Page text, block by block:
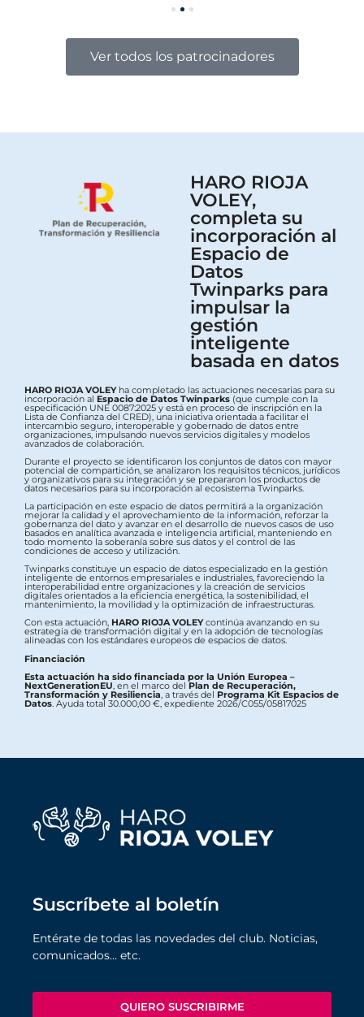
Ver todos los patrocinadores
HARO RIOJA
VOLEY,
completa su
incorporación al
Espacio de
Datos
Twinparks para
impulsar la
gestión
inteligente
basada en datos
HARO RIOJA VOLEYha completado las actuaciones necesarias para su
incorporación al Espacio de Datos Twinparks (que cumple con la
especificación UNE 0087:2025 y está en proceso de inscripción en la
Lista de Confianza del CRED), una iniciativa orientada a facilitar el
intercambio seguro, interoperable y gobernado de datos entre
organizaciones, impulsando nuevos servicios digitales y modelos
avanzados de colaboración.
Durante el proyecto se identificaron los conjuntos de datos con mayor
potencial de compartición, se analizaron los requisitos técnicos, jurídicos
y organizativos para su integración y se prepararon los productos de
datos necesarios para su incorporación al ecosistema Twinparks.
La participación en este espacio de datos permitirá a la organización
mejorar la calidad y el aprovechamiento de la información, reforzar la
gobernanza del dato y avanzar en el desarrollo de nuevos casos de uso
basados en analítica avanzada e inteligencia artificial, manteniendo en
todo momento la soberanía sobre sus datos y el control de las
condiciones de acceso y utilización.
Twinparks constituye un espacio de datos especializado en la gestión
inteligente de entornos empresariales e industriales, favoreciendo la
interoperabilidad entre organizaciones y la creación de servicios
digitales orientados a la eficiencia energética, la sostenibilidad, el
mantenimiento, la movilidad y la optimización de infraestructuras.
Con esta actuación, HARO RIOJA VOLEYcontinúa avanzando en su
estrategia de transformación digital y en la adopción de tecnologías
alineadas con los estándares europeos de espacios de datos.
Financiación
Esta actuación ha sido financiada por la Unión Europea –
NextGenerationEU , en el marco delPlan de Recuperación,
Transformación y Resiliencia , a través del Programa Kit Espacios de
Datos . Ayuda total 30.000,00 €, expediente 2026/C055/05817025
Suscríbete al boletín
Entérate de todas las novedades del club. Noticias,
comunicados… etc.
QUIERO SUSCRIBIRME